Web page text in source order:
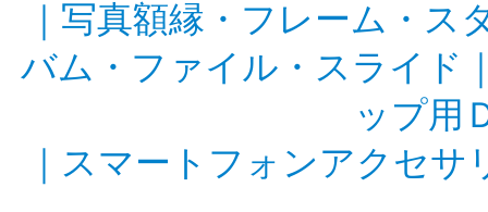
写真額縁・フレーム・ス
バム・ファイル・スライド
ップ用
スマートフォンアクセサ